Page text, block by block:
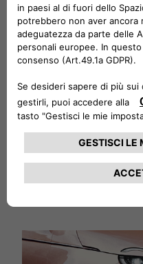
Massimizza la tua
autonomia,
Utilizza il simulatore
le principali
ricarica dei veicoli
APRI IL